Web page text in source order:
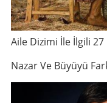
Aile Dizimi İle İlgili 27
Nazar Ve Büyüyü